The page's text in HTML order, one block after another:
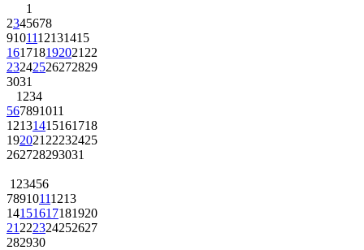
1
2345678
9101112131415
161718192021 22
23242526272829
3031
1 234
567891011
12131415161718
192021 22232425
262728293031
1 23456
78910111213
14151617181920
21 222324252627
282930